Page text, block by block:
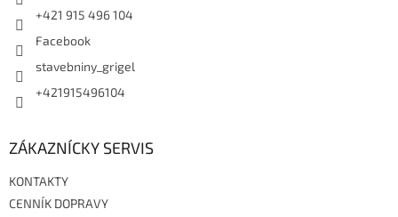
+421 915 496 104
Facebook
stavebniny_grigel
+421915496104
ZÁKAZNÍCKY SERVIS
KONTAKTY
CENNÍK DOPRAVY